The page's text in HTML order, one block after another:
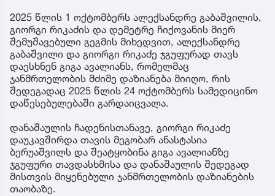
2025 წლის 1 ოქტომბერს ალექსანდრე გაბაშვილის,
გიორგი რიკაძის და დემეტრე ჩიქოვანის მიერ
შემუშავებული გეგმის მიხედვით, ალექსანდრე
გაბაშვილი და გიორგი რიკაძე ჯგუფურად თავს
დაესხნენ გიგა ავალიანს, რომელმაც
ჯანმრთელობის მძიმე დაზიანება მიიღო, რის
შედეგადაც 2025 წლის 24 ოქტომბერს სამედიცინო
დაწესებულებაში გარდაიცვალა.
დანაშაულის ჩადენისთანავე, გიორგი რიკაძე
დაუკავშირდა თავის მეგობარ ანასტასია
ბერუაშვილს და შეატყობინა გიგა ავალიანზე
ჯგუფური თავდასხმისა და დანაშაულის შედეგად
მისთვის მიყენებული ჯანმრთელობის დაზიანების
თაობაზე.